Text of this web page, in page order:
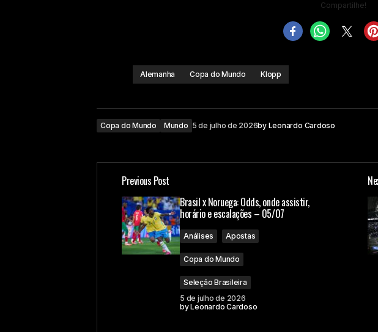
Compartilhe!
Alemanha Copa do Mundo Klopp
Copa do Mundo Mundo 5 de julho de 2026by Leonardo Cardoso
Previous Post
Brasil x Noruega: Odds, onde assistir,
horário e escalações – 05/07
Análises Apostas
Copa do Mundo
Seleção Brasileira
5 de julho de 2026
byLeonardo Cardoso